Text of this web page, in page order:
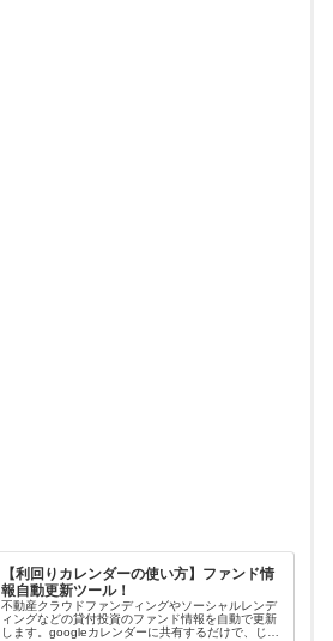
【利回りカレンダーの使い方】ファンド情
報自動更新ツール！
不動産クラウドファンディングやソーシャルレンデ
ィングなどの貸付投資のファンド情報を自動で更新
します。googleカレンダーに共有するだけで、じぇ